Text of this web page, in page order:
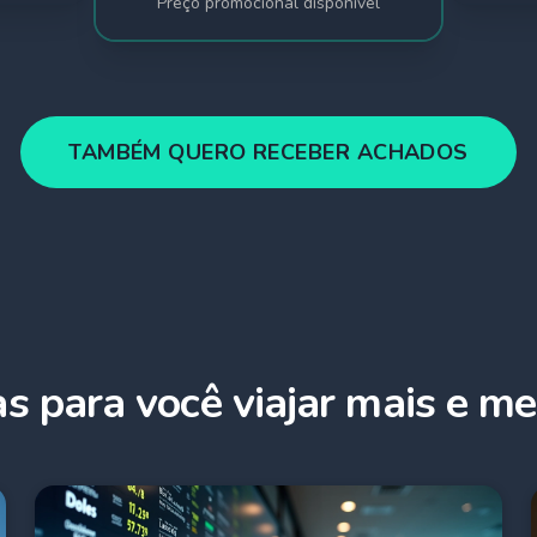
TAMBÉM QUERO RECEBER ACHADOS
para você viajar mais e